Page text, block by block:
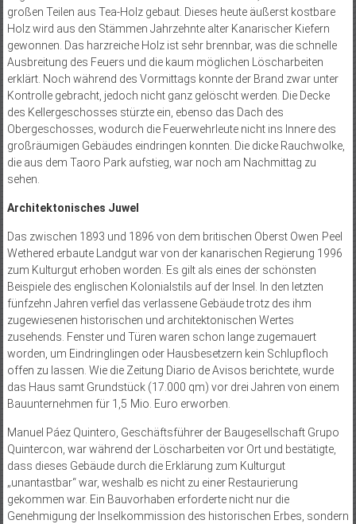
großen Teilen aus Tea-Holz gebaut. Dieses heute äußerst kostbare
Holz wird aus den Stämmen Jahrzehnte alter Kanarischer Kiefern
gewonnen. Das harzreiche Holz ist sehr brennbar, was die schnelle
Ausbreitung des Feuers und die kaum möglichen Löscharbeiten
erklärt. Noch während des Vormittags konnte der Brand zwar unter
Kontrolle gebracht, jedoch nicht ganz gelöscht werden. Die Decke
des Kellergeschosses stürzte ein, ebenso das Dach des
Obergeschosses, wodurch die Feuerwehrleute nicht ins Innere des
großräumigen Gebäudes eindringen konnten. Die dicke Rauchwolke,
die aus dem Taoro Park aufstieg, war noch am Nachmittag zu
sehen.
Architektonisches Juwel
Das zwischen 1893 und 1896 von dem britischen Oberst Owen Peel
Wethered erbaute Landgut war von der kanarischen Regierung 1996
zum Kulturgut erhoben worden. Es gilt als eines der schönsten
Beispiele des englischen Kolonialstils auf der Insel. In den letzten
fünfzehn Jahren verfiel das verlassene Gebäude trotz des ihm
zugewiesenen historischen und architektonischen Wertes
zusehends. Fenster und Türen waren schon lange zugemauert
worden, um Eindringlingen oder Hausbesetzern kein Schlupfloch
offen zu lassen. Wie die Zeitung Diario de Avisos berichtete, wurde
das Haus samt Grundstück (17.000 qm) vor drei Jahren von einem
Bauunternehmen für 1,5 Mio. Euro erworben.
Manuel Páez Quintero, Geschäftsführer der Baugesellschaft Grupo
Quintercon, war während der Lösch­arbeiten vor Ort und bestätigte,
dass dieses Gebäude durch die Erklärung zum Kulturgut
„unantastbar“ war, weshalb es nicht zu einer Restaurierung
gekommen war. Ein Bauvorhaben erforderte nicht nur die
Genehmigung der Inselkommission des historischen Erbes, sondern